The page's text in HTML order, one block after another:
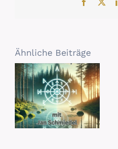
Ähnliche Beiträge